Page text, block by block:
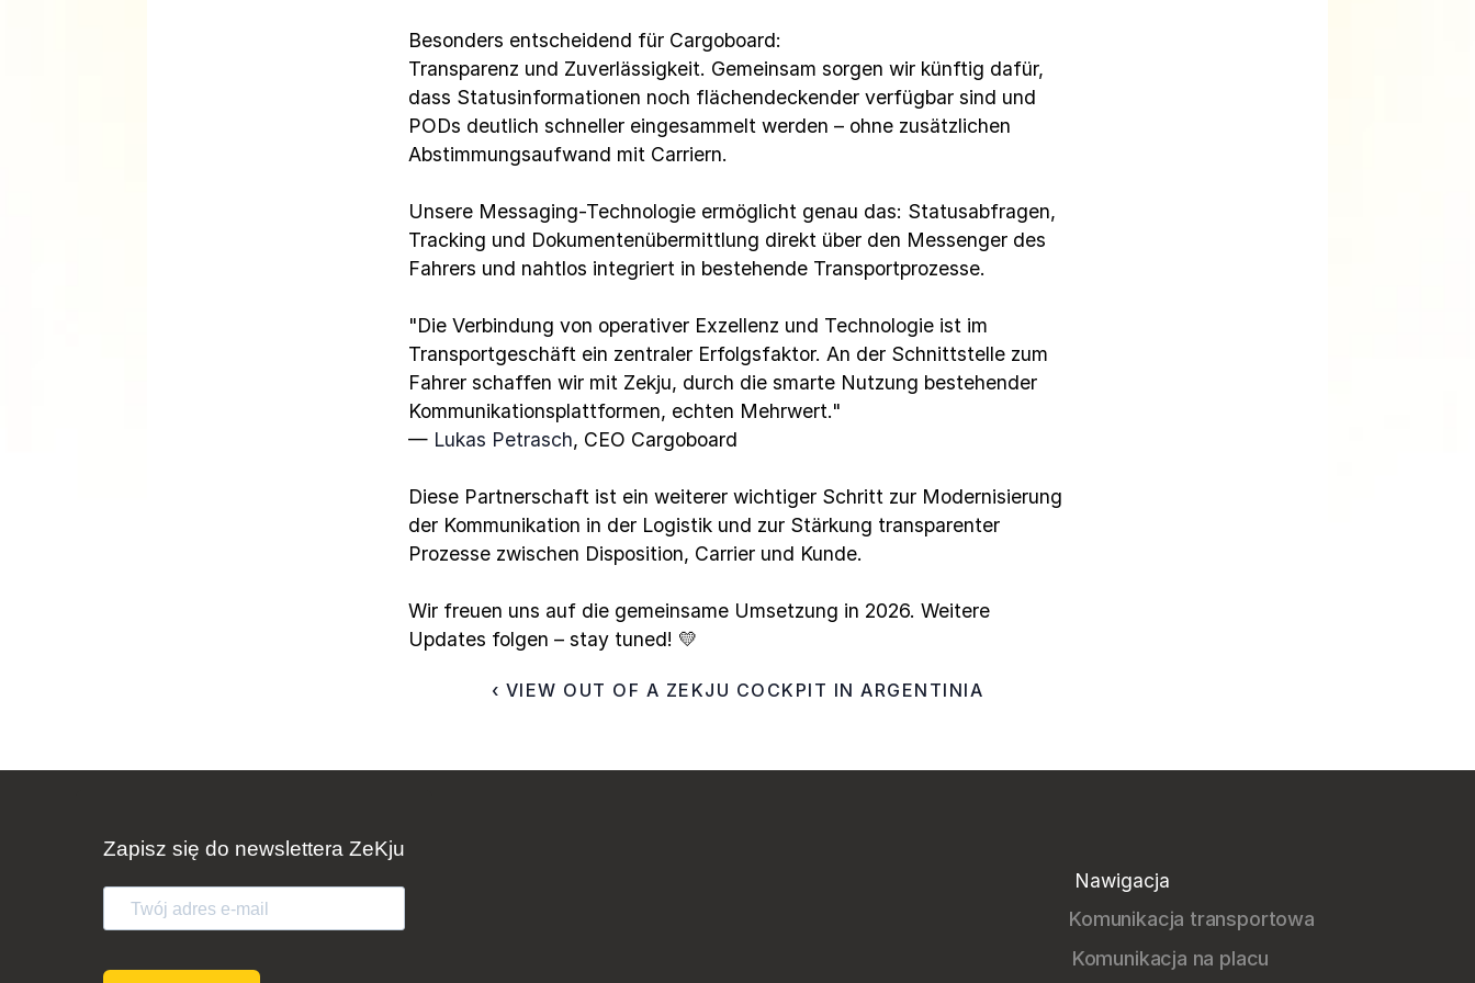
Besonders entscheidend für Cargoboard:
Transparenz und Zuverlässigkeit. Gemeinsam sorgen wir künftig dafür,
dass Statusinformationen noch flächendeckender verfügbar sind und
PODs deutlich schneller eingesammelt werden – ohne zusätzlichen
Abstimmungsaufwand mit Carriern.
Unsere Messaging-Technologie ermöglicht genau das: Statusabfragen,
Tracking und Dokumentenübermittlung direkt über den Messenger des
Fahrers und nahtlos integriert in bestehende Transportprozesse.
"Die Verbindung von operativer Exzellenz und Technologie ist im
Transportgeschäft ein zentraler Erfolgsfaktor. An der Schnittstelle zum
Fahrer schaffen wir mit Zekju, durch die smarte Nutzung bestehender
Kommunikationsplattformen, echten Mehrwert."
— Lukas Petrasch, CEO Cargoboard
Diese Partnerschaft ist ein weiterer wichtiger Schritt zur Modernisierung
der Kommunikation in der Logistik und zur Stärkung transparenter
Prozesse zwischen Disposition, Carrier und Kunde.
Wir freuen uns auf die gemeinsame Umsetzung in 2026. Weitere
Updates folgen – stay tuned! 💛
‹ VIEW OUT OF A ZEKJU COCKPIT IN ARGENTINIA
Nawigacja
Komunikacja na placu
Komunikacja transportowa